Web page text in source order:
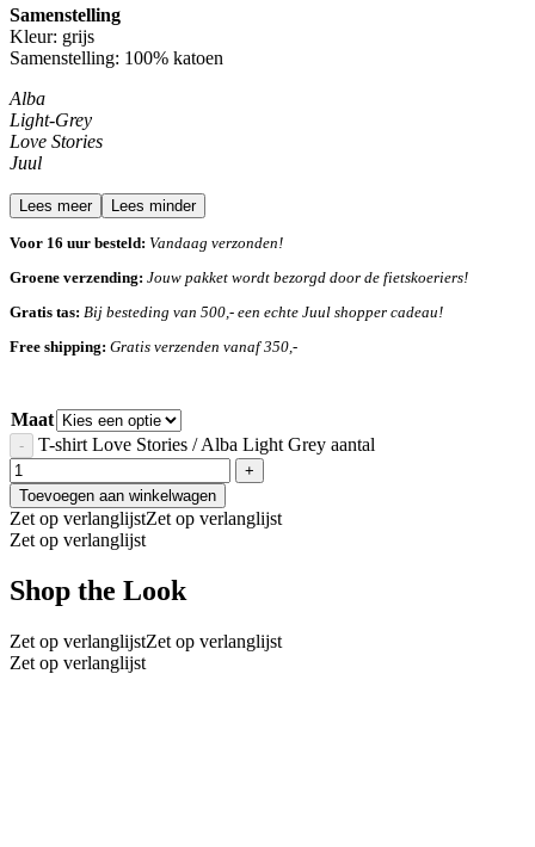
Samenstelling
Kleur: grijs
Samenstelling: 100% katoen
Alba
Light-Grey
Love Stories
Juul
Lees meer Lees minder
Voor 16 uur besteld: Vandaag verzonden!
Groene verzending: Jouw pakket wordt bezorgd door de fietskoeriers!
Gratis tas: Bij besteding van 500,- een echte Juul shopper cadeau!
Free shipping: Gratis verzenden vanaf 350,-
Maat
T-shirt Love Stories / Alba Light Grey aantal
Toevoegen aan winkelwagen
Zet op verlanglijstZet op verlanglijst
Zet op verlanglijst
Shop the Look
Zet op verlanglijstZet op verlanglijst
Zet op verlanglijst